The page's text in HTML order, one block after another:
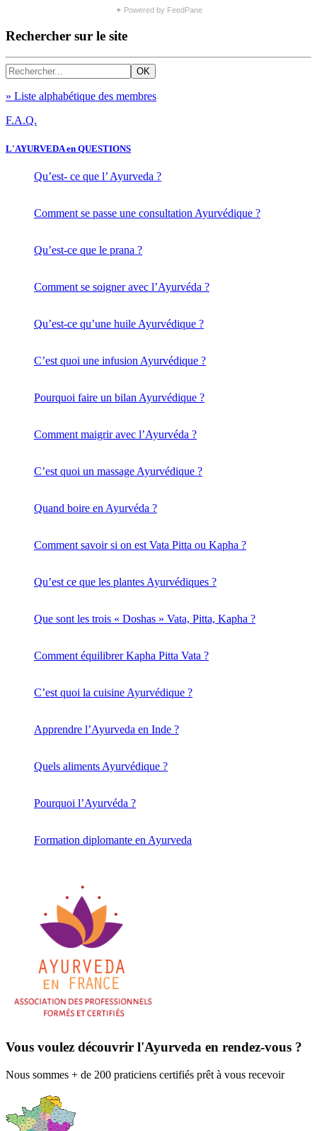
✦ Powered by FeedPane
Rechercher sur le site
» Liste alphabétique des membres
F.A.Q.
L'AYURVEDA en QUESTIONS
Qu’est- ce que l’ Ayurveda ?
Comment se passe une consultation Ayurvédique ?
Qu’est-ce que le prana ?
Comment se soigner avec l’Ayurvéda ?
Qu’est-ce qu’une huile Ayurvédique ?
C’est quoi une infusion Ayurvédique ?
Pourquoi faire un bilan Ayurvédique ?
Comment maigrir avec l’Ayurvéda ?
C’est quoi un massage Ayurvédique ?
Quand boire en Ayurvéda ?
Comment savoir si on est Vata Pitta ou Kapha ?
Qu’est ce que les plantes Ayurvédiques ?
Que sont les trois « Doshas » Vata, Pitta, Kapha ?
Comment équilibrer Kapha Pitta Vata ?
C’est quoi la cuisine Ayurvédique ?
Apprendre l’Ayurveda en Inde ?
Quels aliments Ayurvédique ?
Pourquoi l’Ayurvéda ?
Formation diplomante en Ayurveda
Vous voulez découvrir l'Ayurveda en rendez-vous ?
Nous sommes + de 200 praticiens certifiés prêt à vous recevoir